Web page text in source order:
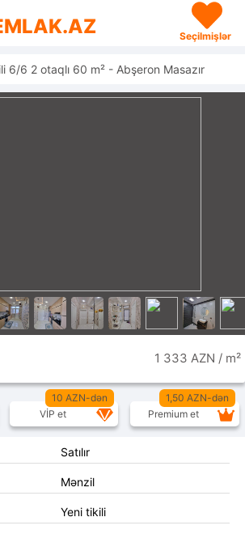
Seçilmişlər
6/6 2 otaqlı 60 m² - Abşeron Masazır
1 333 AZN / m²
10 AZN-dən
VİP et
1,50 AZN-dən
Premium et
Satılır
Mənzil
Yeni tikili